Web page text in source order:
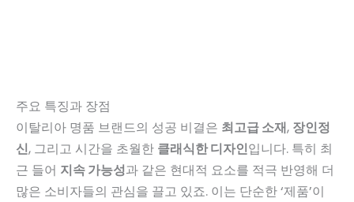
주요 특징과 장점
이탈리아 명품 브랜드의 성공 비결은 최고급 소재, 장인정
신, 그리고 시간을 초월한 클래식한 디자인입니다. 특히 최
근 들어 지속 가능성과 같은 현대적 요소를 적극 반영해 더
많은 소비자들의 관심을 끌고 있죠. 이는 단순한 ‘제품’이